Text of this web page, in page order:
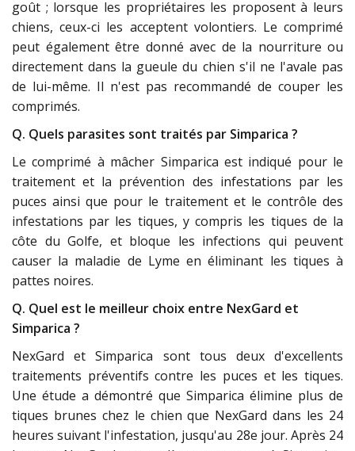
goût ; lorsque les propriétaires les proposent à leurs
chiens, ceux-ci les acceptent volontiers. Le comprimé
peut également être donné avec de la nourriture ou
directement dans la gueule du chien s'il ne l'avale pas
de lui-même. Il n'est pas recommandé de couper les
comprimés.
Q. Quels parasites sont traités par Simparica ?
Le comprimé à mâcher Simparica est indiqué pour le
traitement et la prévention des infestations par les
puces ainsi que pour le traitement et le contrôle des
infestations par les tiques, y compris les tiques de la
côte du Golfe, et bloque les infections qui peuvent
causer la maladie de Lyme en éliminant les tiques à
pattes noires.
Q. Quel est le meilleur choix entre NexGard et
Simparica ?
NexGard et Simparica sont tous deux d'excellents
traitements préventifs contre les puces et les tiques.
Une étude a démontré que Simparica élimine plus de
tiques brunes chez le chien que NexGard dans les 24
heures suivant l'infestation, jusqu'au 28e jour. Après 24